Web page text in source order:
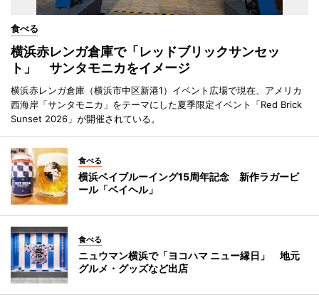
食べる
横浜赤レンガ倉庫で「レッドブリックサンセッ
ト」 サンタモニカをイメージ
横浜赤レンガ倉庫（横浜市中区新港1）イベント広場で現在、アメリカ
西海岸「サンタモニカ」をテーマにした夏季限定イベント「Red Brick
Sunset 2026」が開催されている。
食べる
横浜ベイブルーイング15周年記念 新作ラガービ
ール「ベイヘル」
食べる
ニュウマン横浜で「ヨコハマ ニュー縁日」 地元
グルメ・グッズなど出店